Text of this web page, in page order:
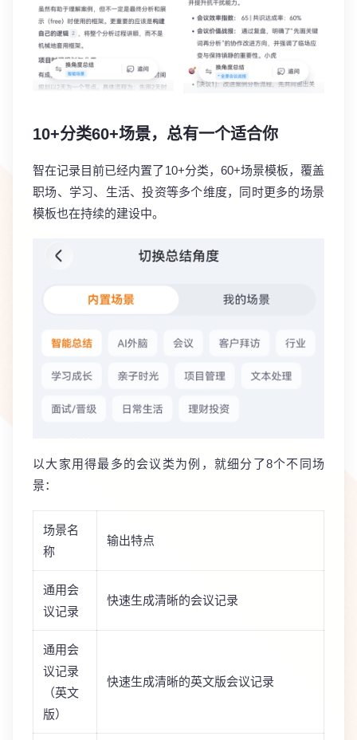
10+分类60+场景，总有一个适合你
智在记录目前已经内置了10+分类，60+场景模板，覆盖
职场、学习、生活、投资等多个维度，同时更多的场景
模板也在持续的建设中。
以大家用得最多的会议类为例，就细分了8个不同场
景：
场景名
称
输出特点
通用会
议记录
快速生成清晰的会议记录
通用会
议记录
（英文
版）
快速生成清晰的英文版会议记录